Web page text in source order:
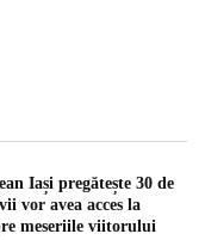
Iași pregătește 30 de
vor avea acces la
meseriile viitorului